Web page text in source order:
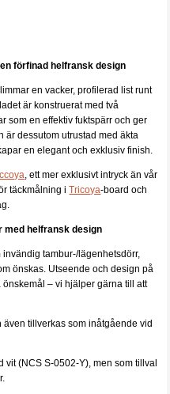
förfinad helfransk design
en vacker, profilerad list runt
är konstruerat med två
som en effektiv fuktspärr och ger
är dessutom utrustad med äkta
en elegant och exklusiv finish.
, ett mer exklusivt intryck än vår
täckmålning iTricoya-board och
med helfransk design
invändig tambur-/lägenhetsdörr,
önskas. Utseende och design på
– vi hjälper gärna till att
tillverkas som inåtgående vid
(NCS S-0502-Y), men som tillval